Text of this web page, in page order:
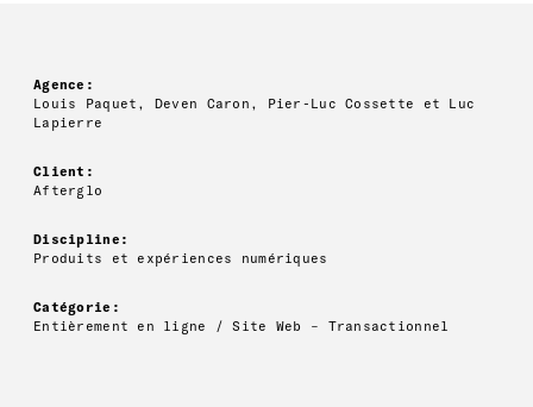
Agence:
Louis Paquet, Deven Caron, Pier-Luc Cossette et Luc
Lapierre
Client:
Afterglo
Discipline:
Produits et expériences numériques
Catégorie:
Entièrement en ligne / Site Web – Transactionnel